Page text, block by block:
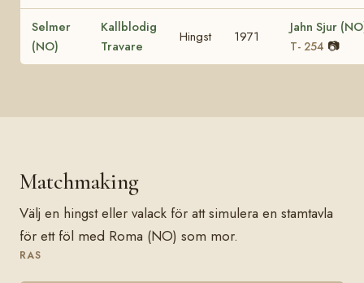
Selmer
(NO)
Kallblodig
Travare
Hingst 1971
Jahn Sjur
T- 254 📷
Matchmaking
Välj en hingst eller valack för att simulera en stamtavla
för ett föl med Roma (NO) som mor.
RAS